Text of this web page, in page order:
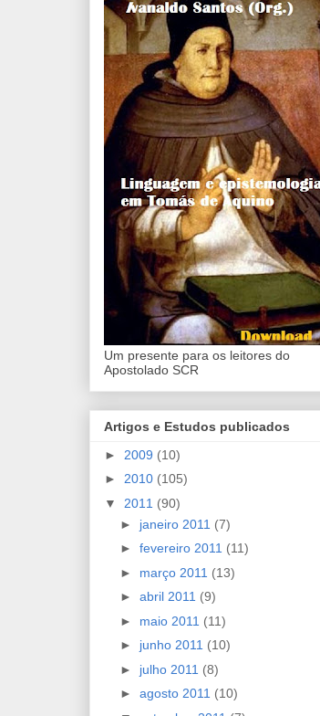
Um presente para os leitores do
Apostolado SCR
Artigos e Estudos publicados
► 2009 (10)
► 2010 (105)
▼ 2011 (90)
► janeiro 2011 (7)
► fevereiro 2011 (11)
► março 2011 (13)
► abril 2011 (9)
► maio 2011 (11)
► junho 2011 (10)
► julho 2011 (8)
► agosto 2011 (10)